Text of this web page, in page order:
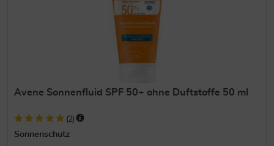
Avene Sonnenfluid SPF 50+ ohne Duftstoffe 50 ml
(2)
Sonnenschutz